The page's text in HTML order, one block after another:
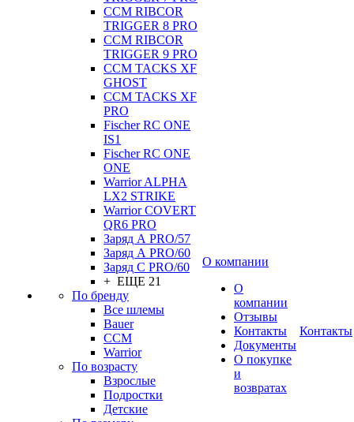
CCM RIBCOR
TRIGGER 8 PRO
CCM RIBCOR
TRIGGER 9 PRO
CCM TACKS XF
GHOST
CCM TACKS XF
PRO
Fischer RC ONE
IS1
Fischer RC ONE
ONE
Warrior ALPHA
LX2 STRIKE
Warrior COVERT
QR6 PRO
Заряд А PRO/57
Заряд А PRO/60
Заряд С PRO/60
+ ЕЩЕ 21
По бренду
Все шлемы
Bauer
CCM
Warrior
По возрасту
Взрослые
Подростки
Детские
О компании
О
компании
Отзывы
Контакты
Документы
О покупке
и
возвратах
Контакты